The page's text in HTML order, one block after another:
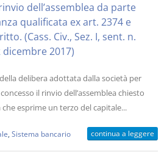
dell’assemblea da parte
qualificata ex art. 2374 e
(Cass. Civ., Sez. I, sent. n.
dicembre 2017)
delibera adottata dalla società per
il rinvio dell’assemblea chiesto
esprime un terzo del capitale...
Sistema bancario continua a leggere